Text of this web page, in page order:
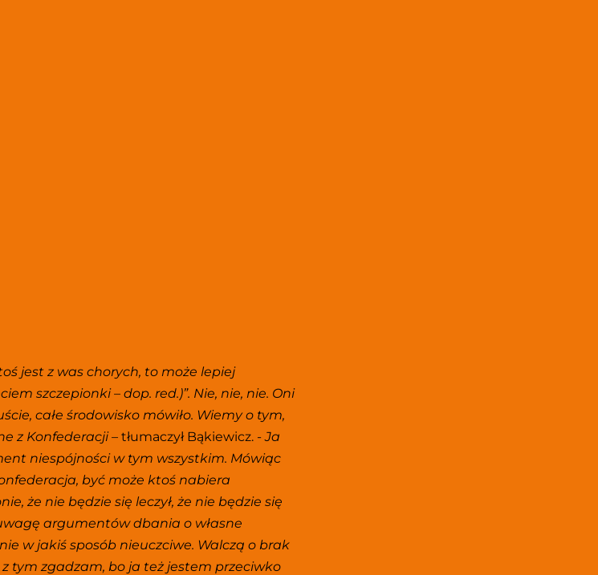
jest z was chorych, to może lepiej
szczepionki – dop. red.)”. Nie, nie, nie. Oni
całe środowisko mówiło. Wiemy o tym,
z Konfederacji – tłumaczył Bąkiewicz. - Ja
niespójności w tym wszystkim. Mówiąc
być może ktoś nabiera
że nie będzie się leczył, że nie będzie się
argumentów dbania o własne
w jakiś sposób nieuczciwe. Walczą o brak
z tym zgadzam, bo ja też jestem przeciwko